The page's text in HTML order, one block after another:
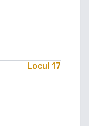
Locul 17